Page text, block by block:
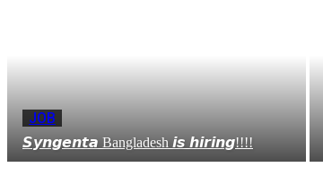
JOB
𝙎𝙮𝙣𝙜𝙚𝙣𝙩𝙖 Bangladesh 𝙞𝙨 𝙝𝙞𝙧𝙞𝙣𝙜!!!!